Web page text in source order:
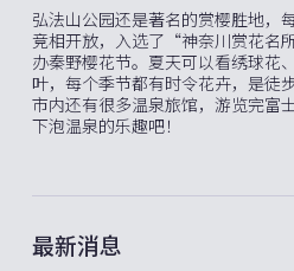
弘法山公园还是著名的赏樱胜地，
竞相开放，入选了“神奈川赏花名
办秦野樱花节。夏天可以看绣球花
叶，每个季节都有时令花卉，是徒
市内还有很多温泉旅馆，游览完富
下泡温泉的乐趣吧！
最新消息